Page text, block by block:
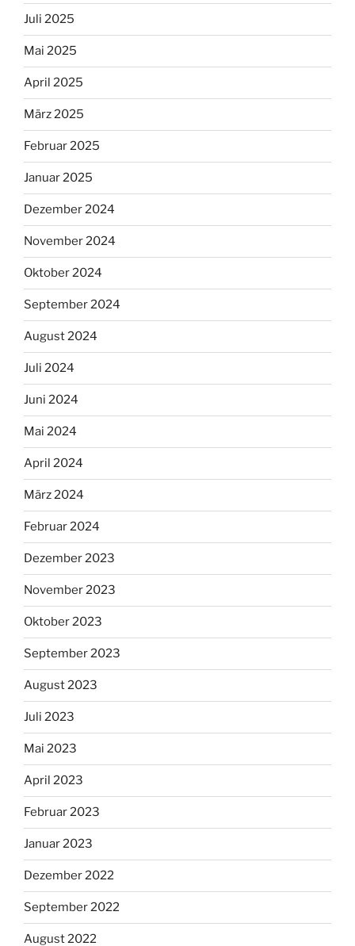
Juli 2025
Mai 2025
April 2025
März 2025
Februar 2025
Januar 2025
Dezember 2024
November 2024
Oktober 2024
September 2024
August 2024
Juli 2024
Juni 2024
Mai 2024
April 2024
März 2024
Februar 2024
Dezember 2023
November 2023
Oktober 2023
September 2023
August 2023
Juli 2023
Mai 2023
April 2023
Februar 2023
Januar 2023
Dezember 2022
September 2022
August 2022